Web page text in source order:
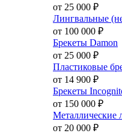
от 25 000 ₽
Лингвальные
от 100 000 ₽
Брекеты Damon
от 25 000 ₽
Пластиковые
от 14 900 ₽
Брекеты
от 150 000 ₽
Металлические
от 20 000 ₽